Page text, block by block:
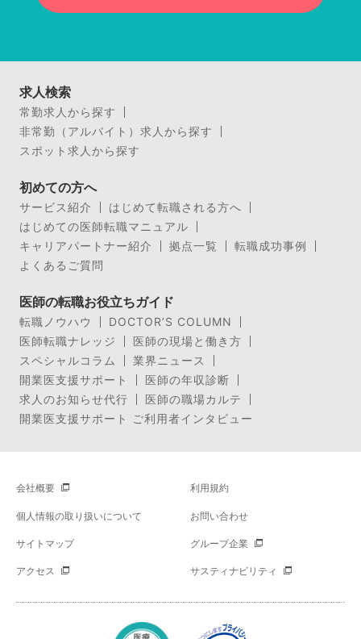
求人検索
常勤求人から探す
非常勤（アルバイト）求人から探す
スポット求人から探す
初めての方へ
サービス紹介
はじめて転職される方へ
はじめての医師転職マニュアル
キャリアパートナー紹介
拠点一覧
転職成功事例
よくあるご質問
医師の転職お役立ちガイド
転職ノウハウ
DOCTOR’S COLUMN
医師転職ナレッジ
医師の現場と働き方
スペシャルコラム
業界ニュース
開業医支援サポート
医師の年収診断
求人のお知らせ代行
医師の職場カルテ
開業医支援サポート ご利用者インタビュー
会社概要 利用規約
個人情報の取り扱いについて お問い合わせ
サイトマップ グループ企業
アクセス サスティナビリティ